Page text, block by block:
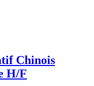
Chinois
H/F